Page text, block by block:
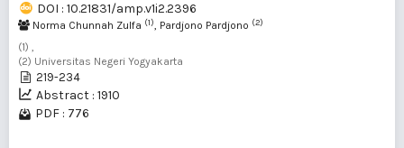
DOI : 10.21831/amp.v1i2.2396
Norma Chunnah Zulfa (1), Pardjono Pardjono (2)
(1) ,
(2) Universitas Negeri Yogyakarta
219-234
Abstract : 1910
PDF : 776